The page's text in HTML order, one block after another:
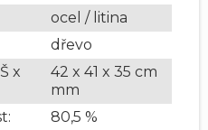
ocel / litina
dřevo
x
42 x 41 x 35 cm
mm
:
80,5 %